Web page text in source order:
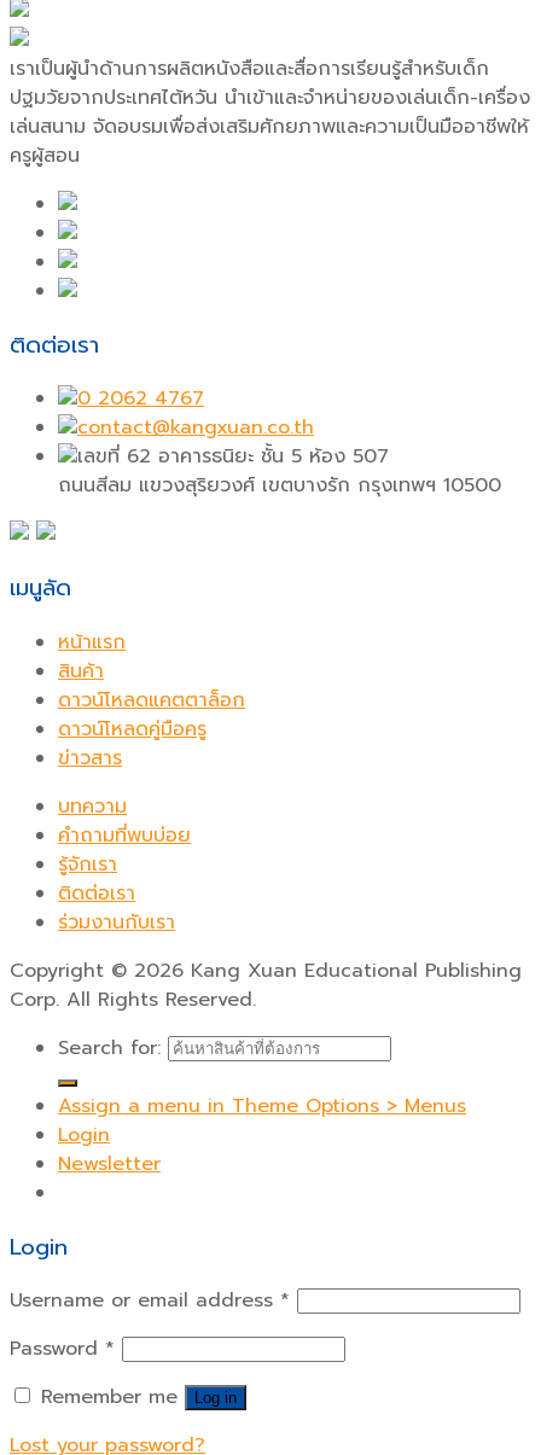
เราเป็นผู้นำด้านการผลิตหนังสือและสื่อการเรียนรู้สำหรับเด็ก
ปฐมวัยจากประเทศไต้หวัน นำเข้าและจำหน่ายของเล่นเด็ก-เครื่อง
เล่นสนาม จัดอบรมเพื่อส่งเสริมศักยภาพและความเป็นมืออาชีพให้
ครูผู้สอน
ติดต่อเรา
0 2062 4767
contact@kangxuan.co.th
เลขที่ 62 อาคารธนิยะ ชั้น 5 ห้อง 507
ถนนสีลม แขวงสุริยวงศ์ เขตบางรัก กรุงเทพฯ 10500
เมนูลัด
หน้าแรก
สินค้า
ดาวน์โหลดแคตตาล็อก
ดาวน์โหลดคู่มือครู
ข่าวสาร
บทความ
คำถามที่พบบ่อย
รู้จักเรา
ติดต่อเรา
ร่วมงานกับเรา
Copyright © 2026 Kang Xuan Educational Publishing
Corp. All Rights Reserved.
Search for:
Assign a menu in Theme Options > Menus
Login
Newsletter
Login
Username or email address *
Password *
Remember me
Log in
Lost your password?